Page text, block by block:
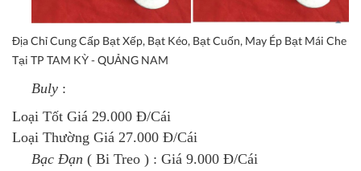
Địa Chỉ Cung Cấp Bạt Xếp, Bạt Kéo, Bạt Cuốn, May Ép Bạt Mái Che
Tại TP TAM KỲ - QUẢNG NAM
Buly :
Loại Tốt Giá 29.000 Đ/Cái
Loại Thường Giá 27.000 Đ/Cái
Bạc Đạn ( Bi Treo ) : Giá 9.000 Đ/Cái